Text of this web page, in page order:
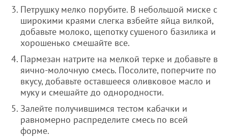
Петрушку мелко порубите. В небольшой миске с
широкими краями слегка взбейте яйца вилкой,
добавьте молоко, щепотку сушеного базилика и
хорошенько смешайте все.
Пармезан натрите на мелкой терке и добавьте в
яично-молочную смесь. Посолите, поперчите по
вкусу, добавьте оставшееся оливковое масло и
муку и смешайте до однородности.
Залейте получившимся тестом кабачки и
равномерно распределите смесь по всей
форме.